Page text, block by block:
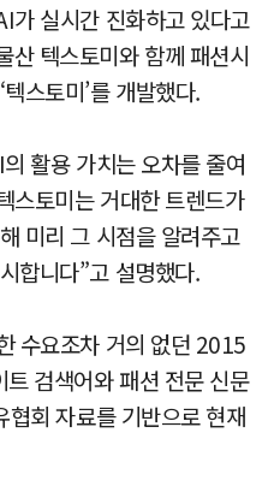
가 실시간 진화하고 있다고
산 텍스토미와 함께 패션시
스토미’를 개발했다.
활용 가치는 오차를 줄여
스토미는 거대한 트렌드가
미리 그 시점을 알려주고
합니다”고 설명했다.
수요조차 거의 없던 2015
검색어와 패션 전문 신문
협회 자료를 기반으로 현재